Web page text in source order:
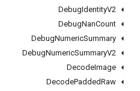
DebugIdentityV2
DebugNanCount
DebugNumericSummary
DebugNumericSummaryV2
DecodeImage
DecodePaddedRaw